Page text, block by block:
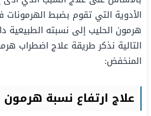
الأدوية التي تقوم بضبط
هرمون الحليب إلى نسبته
التالية نذكر طريقة علاج اضطراب
المنخفض:
علاج ارتفاع نسبة هرمون